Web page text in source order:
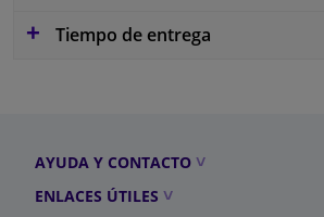
Tiempo de entrega
AYUDA Y CONTACTO
ENLACES ÚTILES